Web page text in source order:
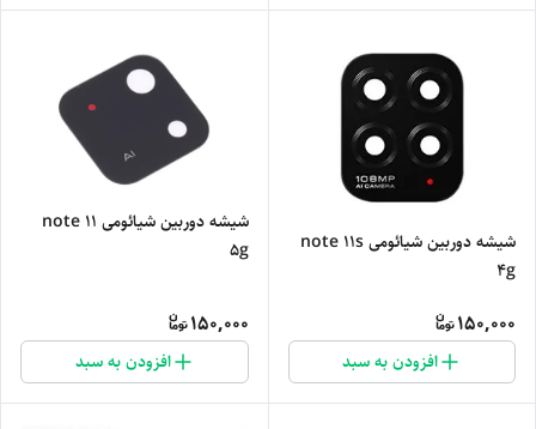
شیشه دوربین شیائومی note 11s
4g
150,000
افزودن به سبد
شیشه دوربین شیائومی note 11
5g
150,000
افزودن به سبد